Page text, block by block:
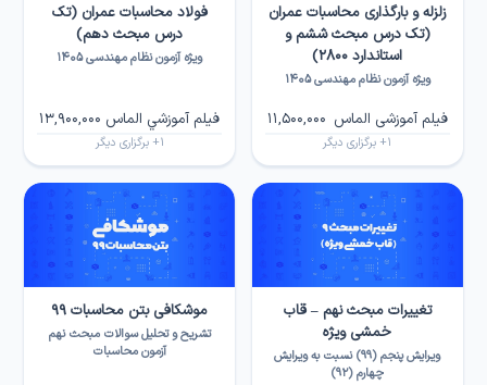
زلزله و بارگذاری محاسبات عمران
(تک درس مبحث ششم و
استاندارد ۲۸۰۰)
ویژه آزمون نظام مهندسی ۱۴۰۵
فیلم آموزشی الماس 11,500,000
1+ برگزاری دیگر
فولاد محاسبات عمران (تک
درس مبحث دهم)
ویژه آزمون نظام مهندسی ۱۴۰۵
فيلم آموزشي الماس 13,900,000
1+ برگزاری دیگر
تغییرات مبحث نهم – قاب
خمشی ویژه
ویرایش پنجم (۹۹) نسبت به ویرایش
چهارم (۹۲)
موشکافی بتن محاسبات ۹۹
تشریح و تحلیل سوالات مبحث نهم
آزمون محاسبات